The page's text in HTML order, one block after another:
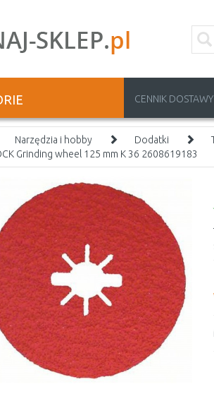
CENNIK DOSTAWY
Narzędzia i hobby Dodatki
Grinding wheel 125 mm K 36 2608619183